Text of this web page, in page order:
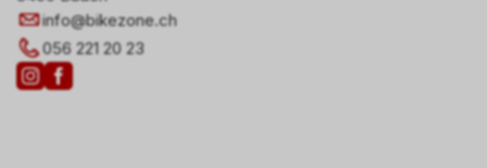
info@bikezone.ch
056 221 20 23